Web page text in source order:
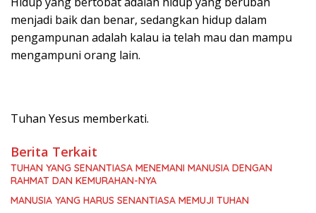
menjadi baik dan benar, sedangkan hidup dalam
pengampunan adalah kalau ia telah mau dan mampu
mengampuni orang lain.
Tuhan Yesus memberkati.
Berita Terkait
TUHAN YANG SENANTIASA MENEMANI MANUSIA DENGAN
RAHMAT DAN KEMURAHAN-NYA
MANUSIA YANG HARUS SENANTIASA MEMUJI TUHAN